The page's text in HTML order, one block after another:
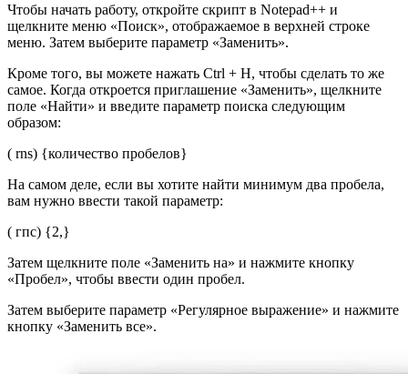
Чтобы начать работу, откройте скрипт в Notepad++ и
щелкните меню «Поиск», отображаемое в верхней строке
меню. Затем выберите параметр «Заменить».
Кроме того, вы можете нажать Ctrl + H, чтобы сделать то же
самое. Когда откроется приглашение «Заменить», щелкните
поле «Найти» и введите параметр поиска следующим
образом:
( rns) {количество пробелов}
На самом деле, если вы хотите найти минимум два пробела,
вам нужно ввести такой параметр:
( гпс) {2,}
Затем щелкните поле «Заменить на» и нажмите кнопку
«Пробел», чтобы ввести один пробел.
Затем выберите параметр «Регулярное выражение» и нажмите
кнопку «Заменить все».